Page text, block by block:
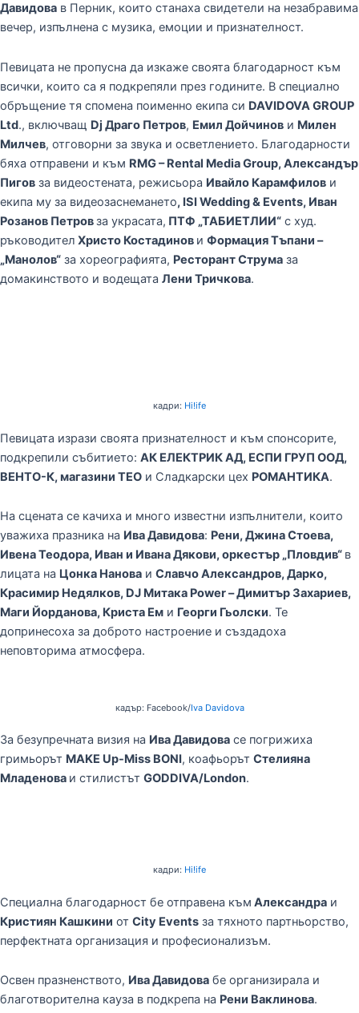
Давидова в Перник, които станаха свидетели на незабравима
вечер, изпълнена с музика, емоции и признателност.
Певицата не пропусна да изкаже своята благодарност към
всички, които са я подкрепяли през годините. В специално
обръщение тя спомена поименно екипа си DAVIDOVA GROUP
Ltd., включващ Dj Драго Петров, Емил Дойчинов и Милен
Милчев, отговорни за звука и осветлението. Благодарности
бяха отправени и към RMG – Rental Media Group, Александър
Пигов за видеостената, режисьора Ивайло Карамфилов и
екипа му за видеозаснемането, ISI Wedding & Events, Иван
Розанов Петровза украсата, ПТФ „ТАБИЕТЛИИ“ с худ.
ръководител Христо Костадинов и Формация Тъпани –
„Манолов“ за хореографията, Ресторант Струма за
домакинството и водещата Лени Тричкова.
кадри: Hi!ife
Певицата изрази своята признателност и към спонсорите,
подкрепили събитието: АК ЕЛЕКТРИК АД, ЕСПИ ГРУП ООД,
ВЕНТО-К, магазини ТЕО и Сладкарски цех РОМАНТИКА.
На сцената се качиха и много известни изпълнители, които
уважиха празника на Ива Давидова: Рени, Джина Стоева,
Ивена Теодора, Иван и Ивана Дякови, оркестър „Пловдив“ в
лицата на Цонка Нанова и Славчо Александров, Дарко,
Красимир Недялков, DJ Митака Power – Димитър Захариев,
Маги Йорданова, Криста Ем и Георги Гьолски. Те
допринесоха за доброто настроение и създадоха
неповторима атмосфера.
кадър: Facebook/Iva Davidova
За безупречната визия на Ива Давидова се погрижиха
гримьорът MAKE Up-Miss BONI, коафьорът Стелияна
Младенова и стилистът GODDIVA/London.
кадри: Hi!ife
Специална благодарност бе отправена към Александра и
Кристиян Кашкини от City Events за тяхното партньорство,
перфектната организация и професионализъм.
Освен празненството, Ива Давидова бе организирала и
благотворителна кауза в подкрепа на Рени Ваклинова.